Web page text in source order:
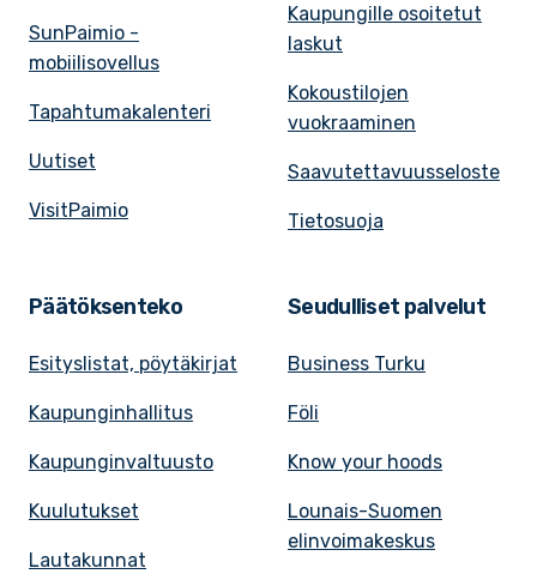
SunPaimio -
mobiilisovellus
Tapahtumakalenteri
Uutiset
VisitPaimio
Kaupungille osoitetut
laskut
Kokoustilojen
vuokraaminen
Saavutettavuusseloste
Tietosuoja
Päätöksenteko
Esityslistat, pöytäkirjat
Kaupunginhallitus
Kaupunginvaltuusto
Kuulutukset
Lautakunnat
Seudulliset palvelut
Business Turku
Föli
Know your hoods
Lounais-Suomen
elinvoimakeskus